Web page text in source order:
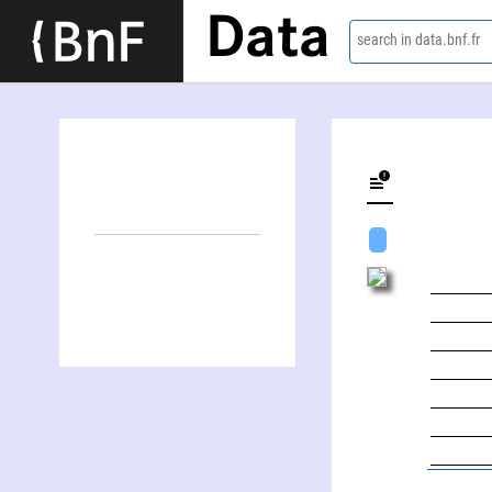
Data search in data.bnf.fr